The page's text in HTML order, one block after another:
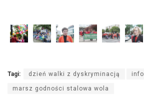
Tagi: dzień walki z dyskryminacją info
marsz godności stalowa wola